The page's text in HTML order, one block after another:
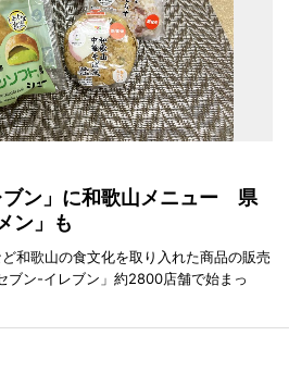
ン」に和歌山メニュー 県
ン」も
和歌山の食文化を取り入れた商品の販売
ブン-イレブン」約2800店舗で始まっ